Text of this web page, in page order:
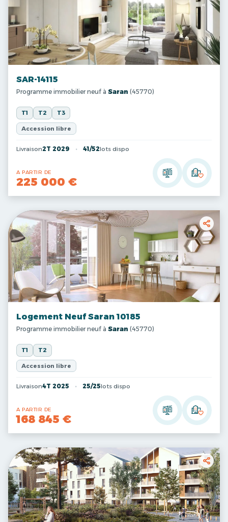
SAR-14115
Programme immobilier neuf à Saran (45770)
T1 T2 T3
Accession libre
Livraison2T 2029 41/52lots dispo
A PARTIR DE
225 000 €
Logement Neuf Saran 10185
Programme immobilier neuf à Saran (45770)
T1 T2
Accession libre
Livraison4T 2025 25/25lots dispo
A PARTIR DE
168 845 €